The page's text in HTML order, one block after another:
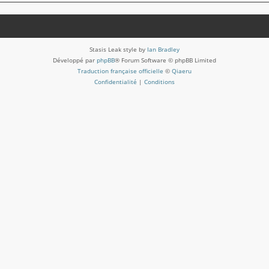
Stasis Leak style by Ian Bradley
Développé par phpBB® Forum Software © phpBB Limited
Traduction française officielle © Qiaeru
Confidentialité | Conditions